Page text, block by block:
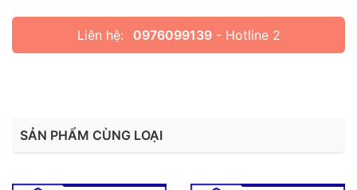
Liên hệ: 0976099139- Hotline 2
SẢN PHẨM CÙNG LOẠI